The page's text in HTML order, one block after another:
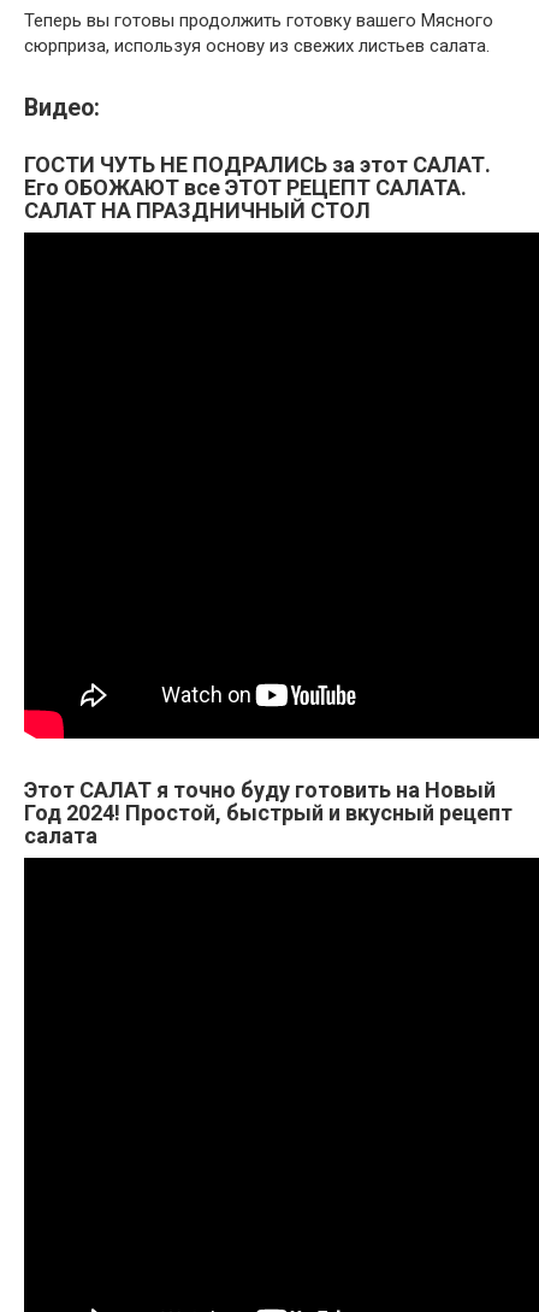
Теперь вы готовы продолжить готовку вашего Мясного
сюрприза, используя основу из свежих листьев салата.
Видео:
ГОСТИ ЧУТЬ НЕ ПОДРАЛИСЬ за этот САЛАТ.
Его ОБОЖАЮТ все ЭТОТ РЕЦЕПТ САЛАТА.
САЛАТ НА ПРАЗДНИЧНЫЙ СТОЛ
Этот САЛАТ я точно буду готовить на Новый
Год 2024! Простой, быстрый и вкусный рецепт
салата